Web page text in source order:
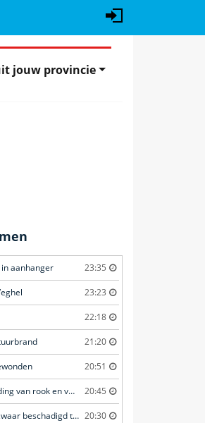
jouw provincie
aanhanger 23:35
23:23
22:18
21:20
20:51
Brand in stoel ontdekt na melding van rook en vuurverschijnselen in portiekflat 20:45
Agent gewond en politieauto zwaar beschadigd tijdens achtervolging 20:30